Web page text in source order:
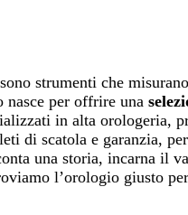
strumenti che
nasce per offrire una
in alta orologeria,
di scatola e garanzia,
una storia, incarna il
l’orologio giusto